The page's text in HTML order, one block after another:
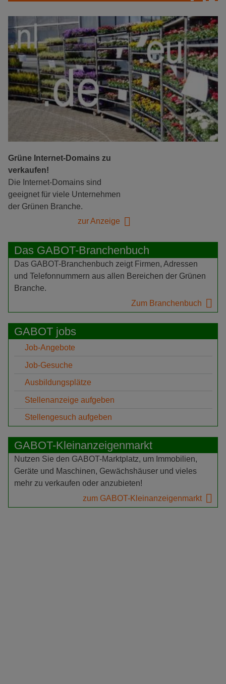
Grüne Internet-Domains zu
verkaufen!
Die Internet-Domains sind
geeignet für viele Unternehmen
der Grünen Branche.
zur Anzeige
Das GABOT-Branchenbuch
Das GABOT-Branchenbuch zeigt Firmen, Adressen
und Telefonnummern aus allen Bereichen der Grünen
Branche.
Zum Branchenbuch
GABOT jobs
Job-Angebote
Job-Gesuche
Ausbildungsplätze
Stellenanzeige aufgeben
Stellengesuch aufgeben
GABOT-Kleinanzeigenmarkt
Nutzen Sie den GABOT-Marktplatz, um Immobilien,
Geräte und Maschinen, Gewächshäuser und vieles
mehr zu verkaufen oder anzubieten!
zum GABOT-Kleinanzeigenmarkt